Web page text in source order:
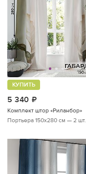
5 340
КУПИТЬ
Комплект штор «Риланбор»
Портьера 150х280 см — 2 шт.